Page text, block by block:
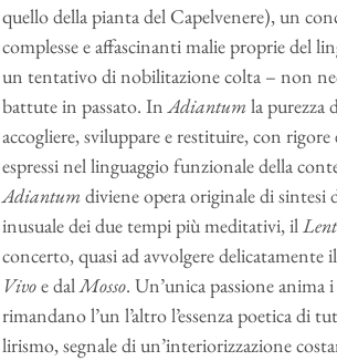
quello della pianta del Capelvenere), un
complesse e affascinanti malie proprie del
un tentativo di nobilitazione colta – non
battute in passato. InAdiantumla purezza
accogliere, sviluppare e restituire, con
espressi nel linguaggio funzionale della
Adiantumdiviene opera originale di sintesi
inusuale dei due tempi più meditativi, il
concerto, quasi ad avvolgere delicatamente
Vivoe dalMosso. Un’unica passione
rimandano l’un l’altro l’essenza poetica di
lirismo, segnale di un’interiorizzazione